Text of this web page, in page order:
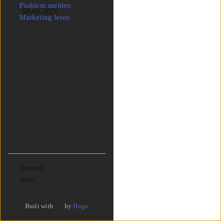
08.06.2026
Problem melden
Marketing lesen
Sprache
Theme
Built with byHugo